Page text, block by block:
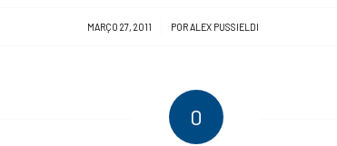
MARÇO 27, 2011
/ PORALEX PUSSIELDI
0